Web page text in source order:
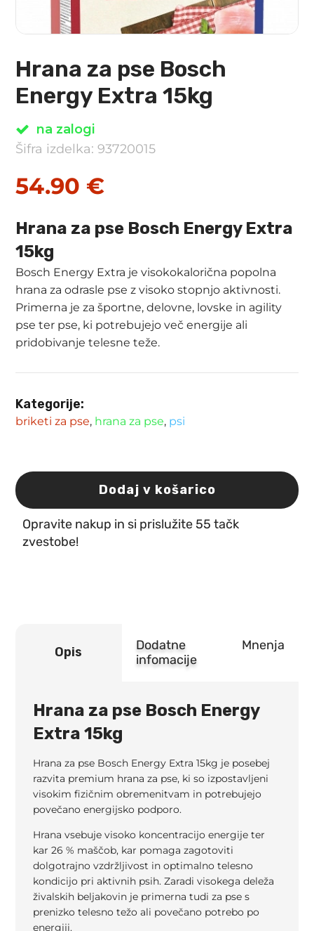
Hrana za pse Bosch
Energy Extra 15kg
na zalogi
Šifra izdelka: 93720015
54.90 €
Hrana za pse Bosch Energy Extra
15kg
Bosch Energy Extra je visokokalorična popolna
hrana za odrasle pse z visoko stopnjo aktivnosti.
Primerna je za športne, delovne, lovske in agility
pse ter pse, ki potrebujejo več energije ali
pridobivanje telesne teže.
Kategorije:
briketi za pse, hrana za pse, psi
Hrana
za
pse
Bosch
Energy
Dodaj v košarico
Opravite nakup in si prislužite 55 tačk
zvestobe!
Opis
Dodatne
infomacije
Mnenja
Hrana za pse Bosch Energy
Extra 15kg
Hrana za pse Bosch Energy Extra 15kg je posebej
razvita premium hrana za pse, ki so izpostavljeni
visokim fizičnim obremenitvam in potrebujejo
povečano energijsko podporo.
Hrana vsebuje visoko koncentracijo energije ter
kar 26 % maščob, kar pomaga zagotoviti
dolgotrajno vzdržljivost in optimalno telesno
kondicijo pri aktivnih psih. Zaradi visokega deleža
živalskih beljakovin je primerna tudi za pse s
prenizko telesno težo ali povečano potrebo po
energiji.